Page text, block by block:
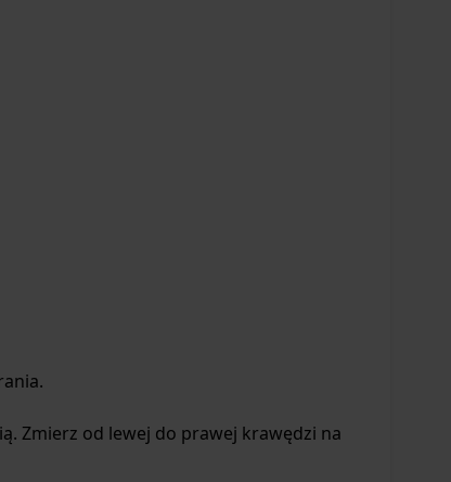
Zmierz od lewej do prawej krawędzi na